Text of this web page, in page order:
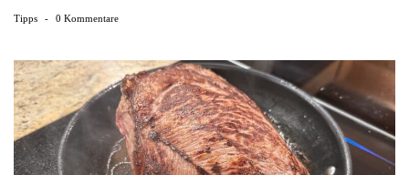
Tipps - 0 Kommentare